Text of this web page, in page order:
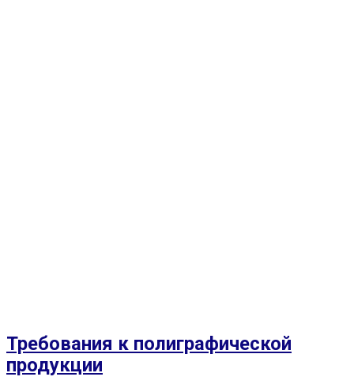
Требования к полиграфической
продукции